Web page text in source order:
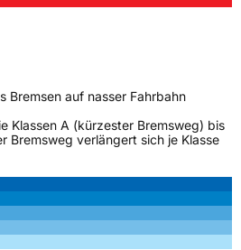
Bremsen auf nasser Fahrbahn
Klassen A (kürzester Bremsweg) bis
Bremsweg verlängert sich je Klasse